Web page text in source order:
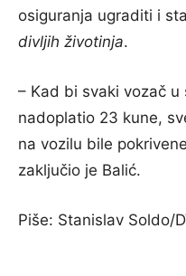
osiguranja ugraditi i
divljih životinja.
– Kad bi svaki vozač
nadoplatio 23 kune,
na vozilu bile
zaključio je Balić.
Piše: Stanislav Soldo/